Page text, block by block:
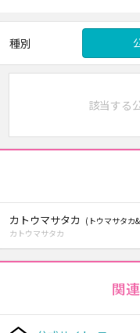
種別
該当する
カトウマサタカ (トウマサタカ
カトウマサタカ
関